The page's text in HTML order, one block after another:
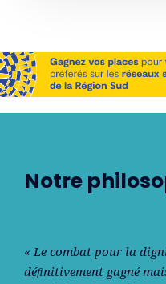
Notre
« Le combat pour la
déﬁnitivement gagné